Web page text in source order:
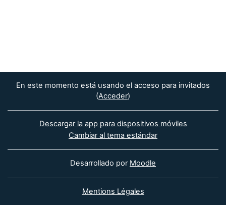
En este momento está usando el acceso para invitados
(Acceder)
Descargar la app para dispositivos móviles
Cambiar al tema estándar
Desarrollado por Moodle
Mentions Légales